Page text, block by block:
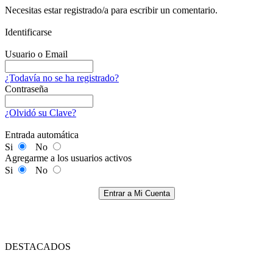
Necesitas estar registrado/a para escribir un comentario.
Identificarse
Usuario o Email
¿Todavía no se ha registrado?
Contraseña
¿Olvidó su Clave?
Entrada automática
Si
No
Agregarme a los usuarios activos
Si
No
Entrar a Mi Cuenta
DESTACADOS